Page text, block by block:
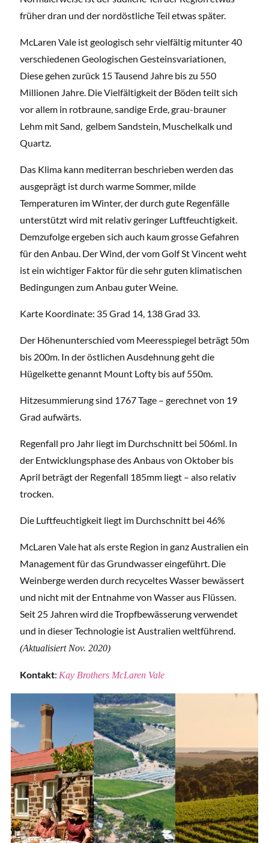
früher dran und der nordöstliche Teil etwas später.
McLaren Vale ist geologisch sehr vielfältig mitunter 40
verschiedenen Geologischen Gesteinsvariationen,
Diese gehen zurück 15 Tausend Jahre bis zu 550
Millionen Jahre. Die Vielfältigkeit der Böden teilt sich
vor allem in rotbraune, sandige Erde, grau-brauner
Lehm mit Sand, gelbem Sandstein, Muschelkalk und
Quartz.
Das Klima kann mediterran beschrieben werden das
ausgeprägt ist durch warme Sommer, milde
Temperaturen im Winter, der durch gute Regenfälle
unterstützt wird mit relativ geringer Luftfeuchtigkeit.
Demzufolge ergeben sich auch kaum grosse Gefahren
für den Anbau. Der Wind, der vom Golf St Vincent weht
ist ein wichtiger Faktor für die sehr guten klimatischen
Bedingungen zum Anbau guter Weine.
Karte Koordinate: 35 Grad 14, 138 Grad 33.
Der Höhenunterschied vom Meeresspiegel beträgt 50m
bis 200m. In der östlichen Ausdehnung geht die
Hügelkette genannt Mount Lofty bis auf 550m.
Hitzesummierung sind 1767 Tage – gerechnet von 19
Grad aufwärts.
Regenfall pro Jahr liegt im Durchschnitt bei 506ml. In
der Entwicklungsphase des Anbaus von Oktober bis
April beträgt der Regenfall 185mm liegt – also relativ
trocken.
Die Luftfeuchtigkeit liegt im Durchschnitt bei 46%
McLaren Vale hat als erste Region in ganz Australien ein
Management für das Grundwasser eingeführt. Die
Weinberge werden durch recyceltes Wasser bewässert
und nicht mit der Entnahme von Wasser aus Flüssen.
Seit 25 Jahren wird die Tropfbewässerung verwendet
und in dieser Technologie ist Australien weltführend.
(Aktualisiert Nov. 2020)
Kontakt: Kay Brothers McLaren Vale